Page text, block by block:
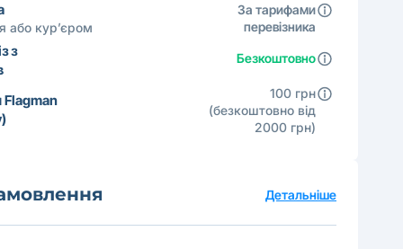
або кур’єром
За тарифами
перевізника
з
Безкоштовно
100 грн
(безкоштовно від
2000 грн)
Детальніше